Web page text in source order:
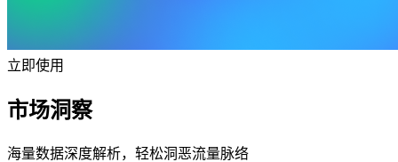
立即使用
市场洞察
海量数据深度解析，轻松洞恶流量脉络